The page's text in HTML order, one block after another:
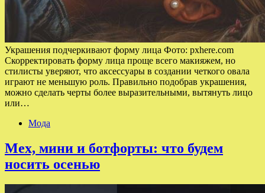
Украшения подчеркивают форму лица Фото: pxhere.com
Скорректировать форму лица проще всего макияжем, но
стилисты уверяют, что аксессуары в создании четкого овала
играют не меньшую роль. Правильно подобрав украшения,
можно сделать черты более выразительными, вытянуть лицо
или…
Мода
Мех, мини и ботфорты: что будем
носить осенью